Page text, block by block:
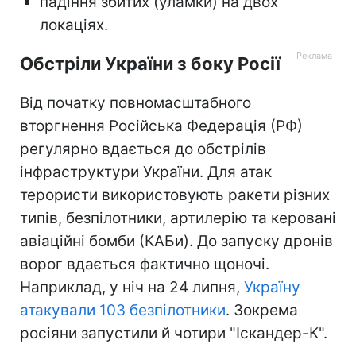
локаціях.
Обстріли України з боку Росії
Від початку повномасштабного
вторгнення Російська Федерація (РФ)
регулярно вдається до обстрілів
інфраструктури України. Для атак
терористи використовують ракети різних
типів, безпілотники, артилерію та керовані
авіаційні бомби (КАБи). До запуску дронів
ворог вдається фактично щоночі.
Наприклад, у ніч на 24 липня, Україну
атакували 103 безпілотники. Зокрема
росіяни запустили й чотири "Іскандер-К".